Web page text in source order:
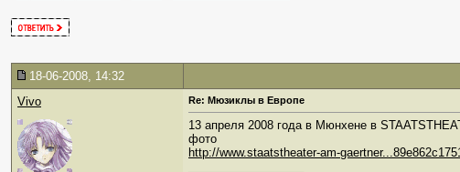
18-06-2008, 14:32
Vivo
Re: Мюзиклы в Европе
13 апреля 2008 года в Мюнхене в
фото
http://www.staatstheater-am-